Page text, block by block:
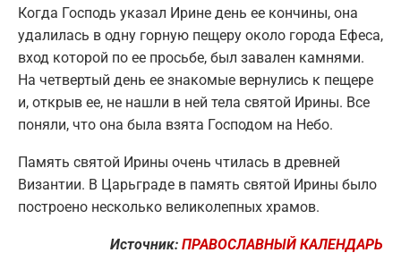
Когда Господь указал Ирине день ее кончины, она
удалилась в одну горную пещеру около города Ефеса,
вход которой по ее просьбе, был завален камнями.
На четвертый день ее знакомые вернулись к пещере
и, открыв ее, не нашли в ней тела святой Ирины. Все
поняли, что она была взята Господом на Небо.
Память святой Ирины очень чтилась в древней
Византии. В Царьграде в память святой Ирины было
построено несколько великолепных храмов.
Источник: ПРАВОСЛАВНЫЙ КАЛЕНДАРЬ